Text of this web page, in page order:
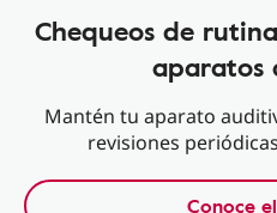
Chequeos de
aparatos
Mantén tu aparato
revisiones
Conoce